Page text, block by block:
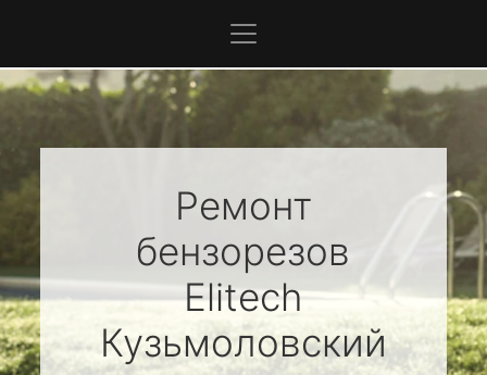
Ремонт
бензорезов
Elitech
Кузьмоловский